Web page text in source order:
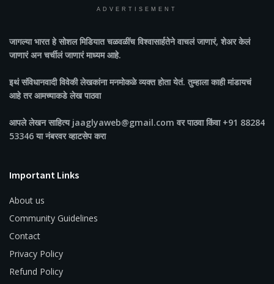
ADVERTISEMENT
जागल्या भारतहे सोशल मिडियात चळवळींच विश्वासार्हतेने वाचलं जाणारं, शेअर केलं
जाणारं अन चर्चीलं जाणारं माध्यम आहे.
इथं संविधानवादी विवेकी लेखकांना मनमोकळे व्यक्त होता येतं. तुम्हाला काही मांडायचं
आहे तर आमच्याकडे लेख पाठवा
आपले लेखन साहित्य jaaglyaweb@gmail.com वर पाठवा किंवा +91 88284
53346 या नंबरवर व्हाटसेप करा
Important Links
About us
Community Guidelines
Contact
Privacy Policy
Refund Policy